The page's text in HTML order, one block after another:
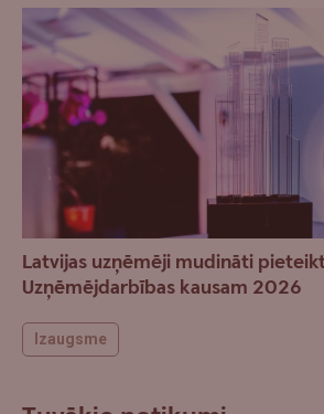
Latvijas uzņēmēji mudināti
Uzņēmējdarbības kausam 2026
Izaugsme